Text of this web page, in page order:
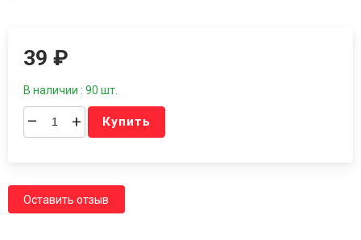
39₽
В наличии : 90 шт.
– + Купить
Оставить отзыв